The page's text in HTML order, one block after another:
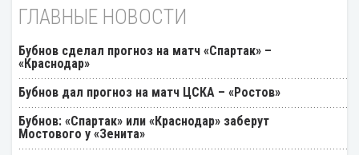
ГЛАВНЫЕ НОВОСТИ
Бубнов сделал прогноз на матч «Спартак» –
«Краснодар»
Бубнов дал прогноз на матч ЦСКА – «Ростов»
Бубнов: «Спартак» или «Краснодар» заберут
Мостового у «Зенита»